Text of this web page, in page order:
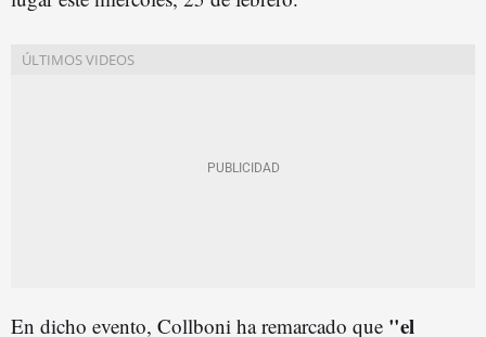
En dicho evento, Collboni ha remarcado que "el